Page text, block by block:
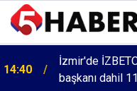
14:40
İzmir'de
başkanı dahil